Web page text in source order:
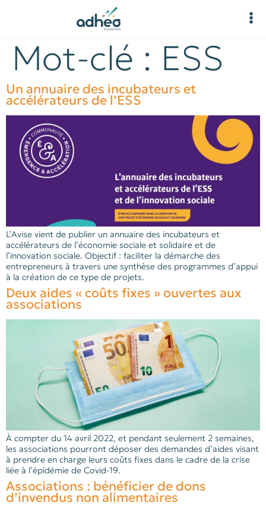
Mot-clé : ESS
Un annuaire des incubateurs et
accélérateurs de l’ESS
L’Avise vient de publier un annuaire des incubateurs et
accélérateurs de l’économie sociale et solidaire et de
l’innovation sociale. Objectif : faciliter la démarche des
entrepreneurs à travers une synthèse des programmes d’appui
à la création de ce type de projets.
Deux aides « coûts fixes » ouvertes aux
associations
À compter du 14 avril 2022, et pendant seulement 2 semaines,
les associations pourront déposer des demandes d’aides visant
à prendre en charge leurs coûts fixes dans le cadre de la crise
liée à l’épidémie de Covid-19.
Associations : bénéficier de dons
d’invendus non alimentaires